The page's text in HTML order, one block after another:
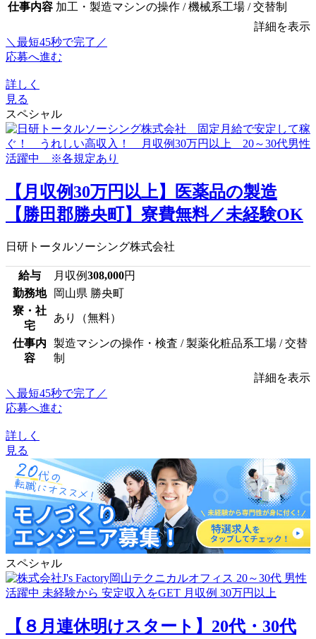
仕事内容 加工・製造マシンの操作 / 機械系工場 / 交替制
詳細を表示
＼最短45秒で完了／
応募へ進む
詳しく
見る
スペシャル
【月収例30万円以上】医薬品の製造
【勝田郡勝央町】寮費無料／未経験OK
日研トータルソーシング株式会社
給与 月収例308,000円
勤務地
岡山県 勝央町
寮・社
宅
あり（無料）
仕事内
容
製造マシンの操作・検査 / 製薬化粧品系工場 / 交替
制
詳細を表示
＼最短45秒で完了／
応募へ進む
詳しく
見る
スペシャル
【８月連休明けスタート】20代・30代